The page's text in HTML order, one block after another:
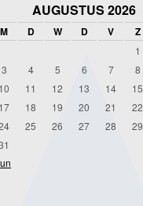
AUGUSTUS 2026
M D W D V Z
1
3
4 5 6 7 8
10
11 12 13 14 15
17
18 19 20 21 22
25 26 27 28 29